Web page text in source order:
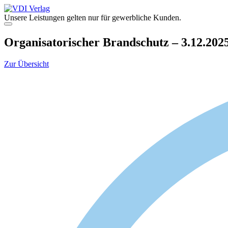
Zum
Inhalt
springen
Unsere Leistungen gelten nur für gewerbliche Kunden.
Menü
Organisatorischer Brandschutz –
Zur Übersicht